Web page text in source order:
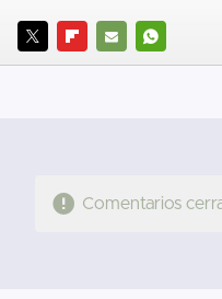
TWITTERFLIPBOARD
E- WHATSAPP
Comentarios